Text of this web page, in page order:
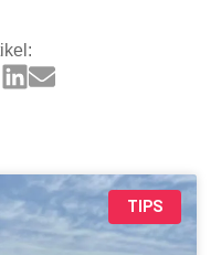
TIPS